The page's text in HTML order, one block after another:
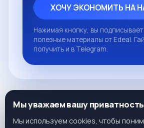
ХОЧУ ЭКОНОМИТЬ НА
Нажимая кнопку, вы
полезные материалы от Edeal.
получить и в Telegram.
Мы уважаем вашу приватность
Мы используем cookies, чтобы